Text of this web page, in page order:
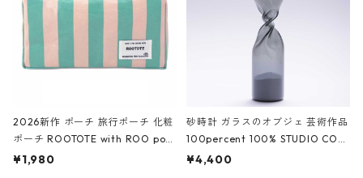
2026新作 ポーチ 旅行ポーチ 化粧
ポーチ ROOTOTE with ROO pou
ch 3532 ルートート WR.ポーチ.ラ
¥1,980
砂時計 ガラスのオブジェ 芸術作品
100percent 100% STUDIO COH
AKU Timeless 100パーセント ス
¥4,400